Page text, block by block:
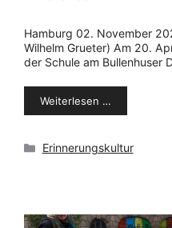
Hamburg 02. November
Wilhelm Grueter) Am 20.
der Schule am Bullenhuser
Weiterlesen …
Kategorien
Erinnerungskultur